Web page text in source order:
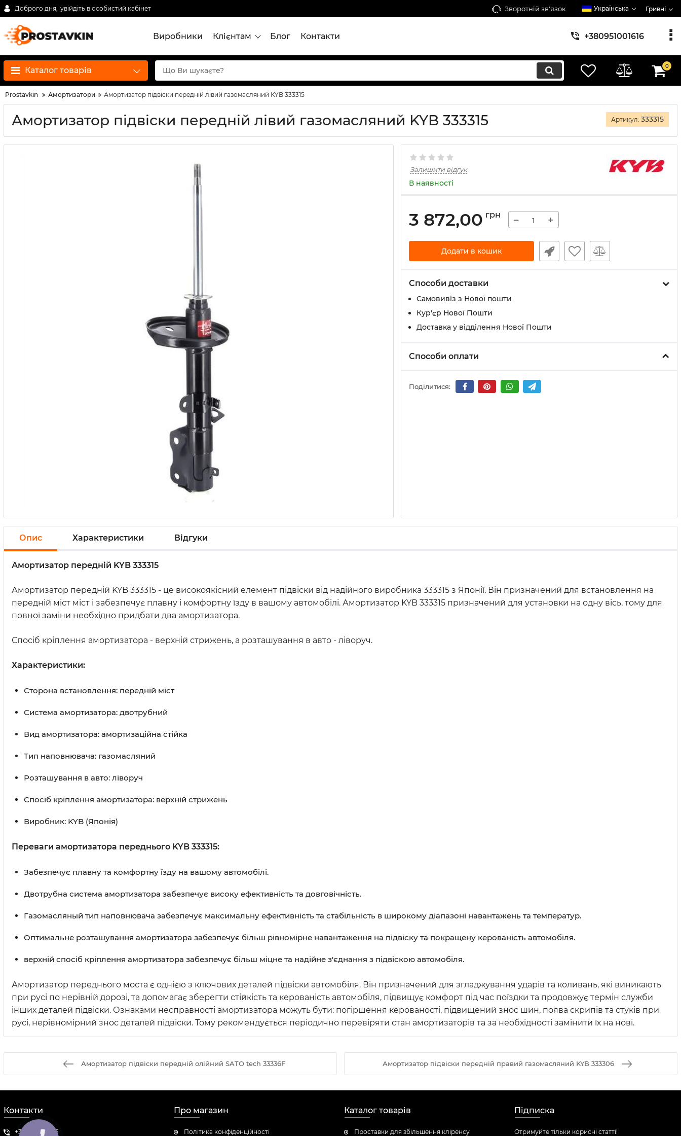
Доброго дня, увійдіть в особистий кабінет Зворотній зв'язок Українська Гривні
Виробники Клієнтам Блог Контакти +380951001616
Каталог товарів 0
Prostavkin Амортизатори Амортизатор підвіски передній лівий газомасляний KYB 333315
Амортизатор підвіски передній лівий газомасляний KYB 333315 Артикул: 333315
Залишити відгук
В наявності
3 872,00 грн − +
Додати в кошик
Способи доставки
Самовивіз з Нової пошти
Кур'єр Нової Пошти
Доставка у відділення Нової Пошти
Способи оплати
Поділитися:
Опис Характеристики Відгуки
Амортизатор передній KYB 333315
Амортизатор передній KYB 333315 - це високоякісний елемент підвіски від надійного виробника 333315 з Японії. Він призначений для встановлення на
передній міст міст і забезпечує плавну і комфортну їзду в вашому автомобілі. Амортизатор KYB 333315 призначений для установки на одну вісь, тому для
повної заміни необхідно придбати два амортизатора.
Спосіб кріплення амортизатора - верхній стрижень, а розташування в авто - ліворуч.
Характеристики:
Сторона встановлення: передній міст
Система амортизатора: двотрубний
Вид амортизатора: амортизаційна стійка
Тип наповнювача: газомасляний
Розташування в авто: ліворуч
Спосіб кріплення амортизатора: верхній стрижень
Виробник: KYB (Японія)
Переваги амортизатора переднього KYB 333315:
Забезпечує плавну та комфортну їзду на вашому автомобілі.
Двотрубна система амортизатора забезпечує високу ефективність та довговічність.
Газомасляный тип наповнювача забезпечує максимальну ефективність та стабільність в широкому діапазоні навантажень та температур.
Оптимальне розташування амортизатора забезпечує більш рівномірне навантаження на підвіску та покращену керованість автомобіля.
верхній спосіб кріплення амортизатора забезпечує більш міцне та надійне з'єднання з підвіскою автомобіля.
Амортизатор переднього моста є однією з ключових деталей підвіски автомобіля. Він призначений для згладжування ударів та коливань, які виникають
при русі по нерівній дорозі, та допомагає зберегти стійкість та керованість автомобіля, підвищує комфорт під час поїздки та продовжує термін служби
інших деталей підвіски. Ознаками несправності амортизатора можуть бути: погіршення керованості, підвищений знос шин, поява скрипів та стуків при
русі, нерівномірний знос деталей підвіски. Тому рекомендується періодично перевіряти стан амортизаторів та за необхідності замінити їх на нові.
Амортизатор підвіски передній олійний SATO tech 33336F Амортизатор підвіски передній правий газомасляний KYB 333306
Контакти
+380951001616
Про магазин
Політика конфіденційності
Каталог товарів
Проставки для збільшення кліренсу
Підписка
Отримуйте тільки корисні статті!